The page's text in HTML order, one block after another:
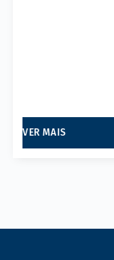
VER MAIS